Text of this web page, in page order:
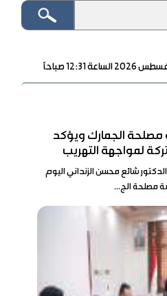
مصلحة الجمارك ويؤكد
لمواجهة التهريب
شائع محسن الزنداني اليوم
مصلحة الج...